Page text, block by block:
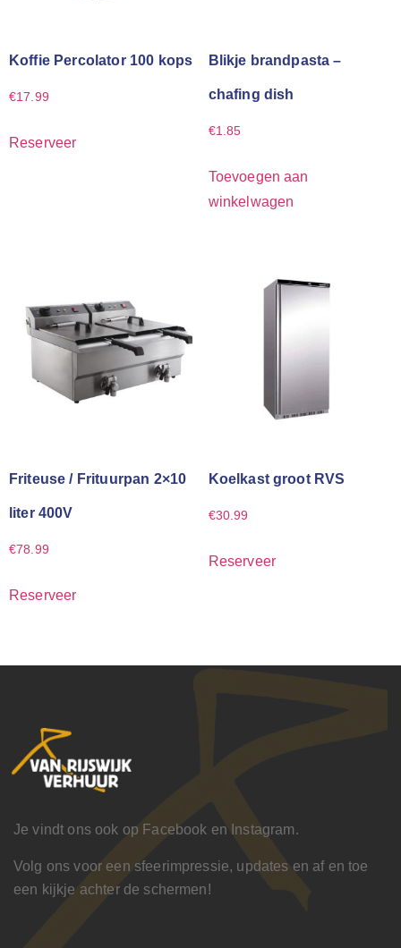
Koffie Percolator 100 kops
€17.99
Reserveer
Blikje brandpasta –
chafing dish
€1.85
Toevoegen aan
winkelwagen
Friteuse / Frituurpan 2×10
liter 400V
€78.99
Reserveer
Koelkast groot RVS
€30.99
Reserveer
Je vindt ons ook op Facebook en Instagram.
Volg ons voor een sfeerimpressie, updates en af en toe
een kijkje achter de schermen!